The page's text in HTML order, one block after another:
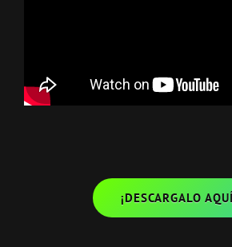
¡DESCARGALO